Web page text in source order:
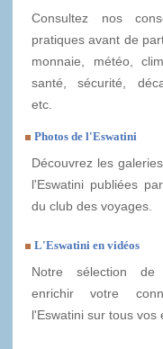
Consultez nos
pratiques avant de
monnaie, météo,
santé, sécurité,
etc.
Photos de l'Eswatini
Découvrez les
l'Eswatini publiées
du club des voyages.
L'Eswatini en vidéos
Notre sélection
enrichir votre
l'Eswatini sur tous vos